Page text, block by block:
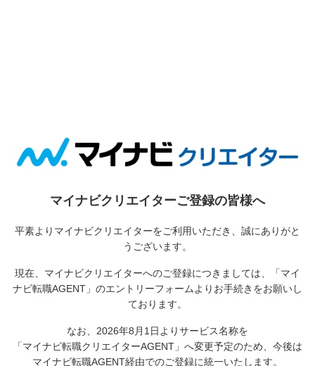
マイナビクリエイターご登録の皆様へ
平素よりマイナビクリエイターをご利用いただき、誠にありがと
うございます。
現在、マイナビクリエイターへのご登録につきましては、
「マイ
ナビ転職AGENT」のエントリーフォームよりお手続きをお願いし
ております。
なお、2026年8月1日よりサービス名称を
「マイナビ転職クリエイターAGENT」へ変更予定のため、 今後は
マイナビ転職AGENT経由でのご登録に統一いたします。